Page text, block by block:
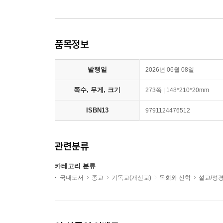
품목정보
발행일 2026년 06월 08일
쪽수, 무게, 크기 273쪽 | 148*210*20mm
ISBN13 9791124476512
관련분류
카테고리 분류
국내도서 종교 기독교(개신교) 목회와 신학 설교/성